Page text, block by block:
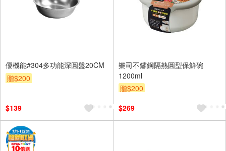
優機能#304多功能深圓盤20CM
贈$200
$139
樂司不鏽鋼隔熱圓型保鮮碗
1200ml
贈$200
$269